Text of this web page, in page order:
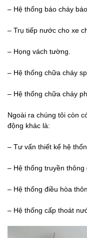
– Hệ thống báo cháy
– Trụ tiếp nước cho xe
– Họng vách tường.
– Hệ thống chữa cháy
– Hệ thống chữa cháy
Ngoài ra chúng tôi còn
động khác là:
– Tư vấn thiết kế hệ
– Hệ thống truyền thông
– Hệ thống điều hòa
– Hệ thống cấp thoát